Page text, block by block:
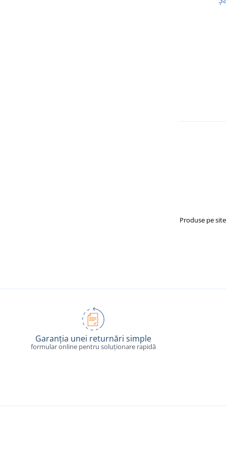
Produse pe
Garanția unei returnări simple
formular online pentru soluționare rapidă